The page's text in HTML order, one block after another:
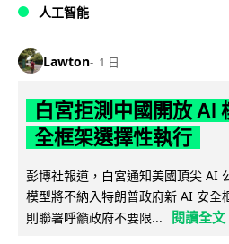
人工智能
Lawton 1 日
白宮拒測中國開放 AI
全框架選擇性執行
彭博社報道，白宮通知美國頂尖 AI
模型將不納入特朗普政府新 AI 安全
則聯署呼籲政府不要限...
閱讀全文